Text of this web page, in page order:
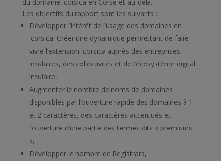
du domaine .corsica en Corse et au-delà.
Les objectifs du rapport sont les suivants :
Développer l’intérêt de l’usage des domaines en
.corsica. Créer une dynamique permettant de faire
vivre l’extension .corsica auprès des entreprises
insulaires, des collectivités et de l’écosystème digital
insulaire,
Augmenter le nombre de noms de domaines
disponibles par l’ouverture rapide des domaines à 1
et 2 caractères, des caractères accentués et
l’ouverture d’une partie des termes dits « premiums
»,
Développer le nombre de Registrars,